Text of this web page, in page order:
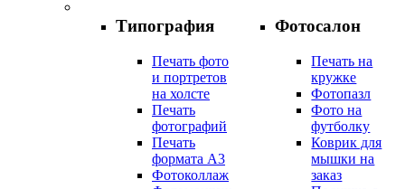
Типография
Печать фото
и портретов
на холсте
Печать
фотографий
Печать
формата А3
Фотоколлаж
Фотосалон
Печать на
кружке
Фотопазл
Фото на
футболку
Коврик для
мышки на
заказ